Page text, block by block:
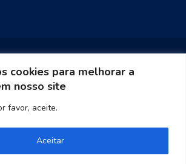
cookies para melhorar a
nosso site
favor, aceite.
Aceitar